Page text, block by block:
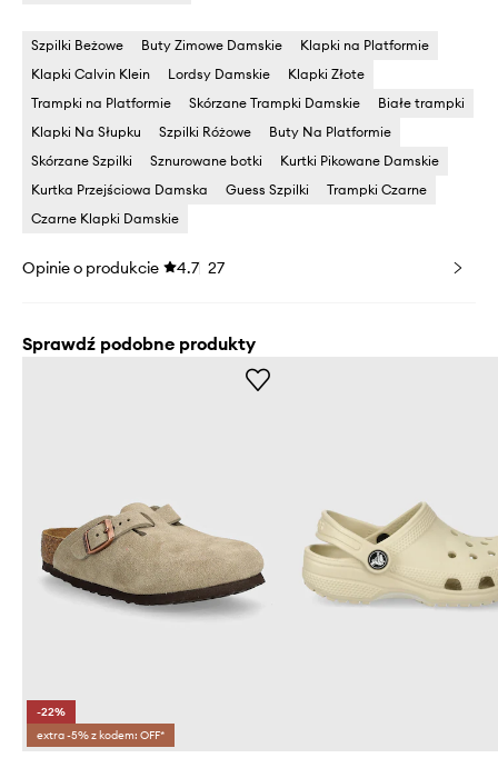
Szpilki Beżowe Buty Zimowe Damskie
Klapki na Platformie
Klapki Calvin Klein
Lordsy Damskie
Klapki Złote
Trampki na Platformie
Skórzane Trampki Damskie
Białe trampki
Klapki Na Słupku
Szpilki Różowe
Buty Na Platformie
Skórzane Szpilki
Sznurowane botki
Kurtki Pikowane Damskie
Kurtka Przejściowa Damska
Guess Szpilki
Trampki Czarne
Czarne Klapki Damskie
Opinie o produkcie 4.7 27
Sprawdź podobne produkty
-22%
extra -5% z kodem: OFF*